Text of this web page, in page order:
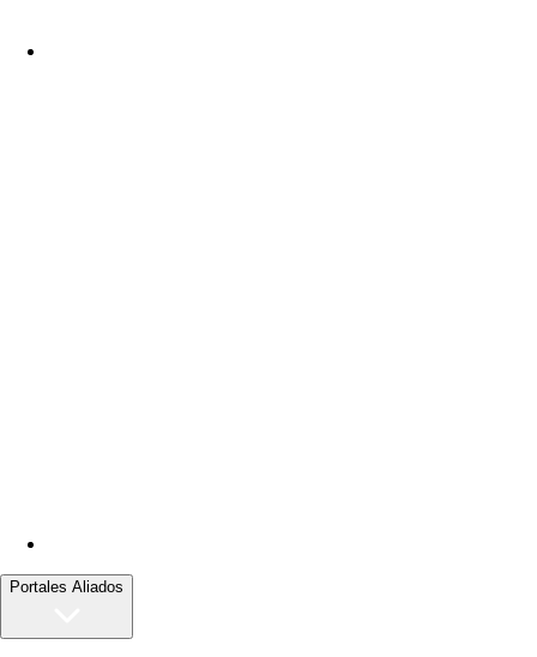
Portales Aliados